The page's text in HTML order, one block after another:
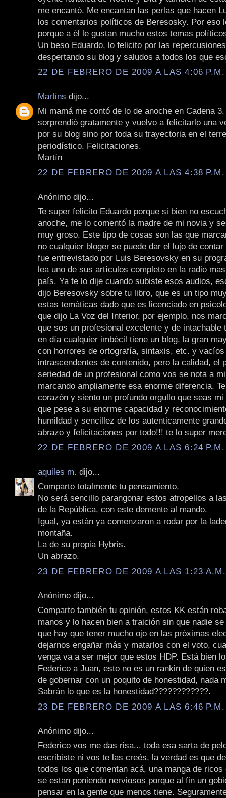
me encantó. Me encantan las perlas que hacen
los comentarios políticos de Beresosky. Por eso
porque a él le gustan mucho estos temas
Un beso Eduardo, lo felicito por las
despertando su blog y saludos a todos los que
22 DE FEBRERO DE 2009 A LAS 4:06 P.M.
Martins dijo...
Mi mamá me contó de lo de anoche en Cadena
sorprendió gratamente y vuelvo a felicitarlo una
por su blog sino por toda su trayectoria en el
periodístico. Felicitaciones.
Martín
22 DE FEBRERO DE 2009 A LAS 4:38 P.M.
Anónimo dijo...
Te super felicito Eduardo porque si bien no
anoche, me lo comentó la madre de mi novia y
muy groso. Este tipo de cosas son las que
no cualquier bloger se puede dar el lujo de
fue entrevistado por Luis Beresovsky en su
lea uno de sus artículos completo en la radio
país. Ya te lo dije cuando subiste esos audios,
dijo Beresovsky sobre tu libro, que es un tipo
estas temáticas dado que es licenciado en
que dijo La Voz del Interior, por ejemplo, nos
que sos un profesional excelente y de intachable
en día cualquier imbécil tiene un blog, la gran
con horrores de ortografía, sintaxis, etc. y vacíos
intrascendentes de contenido, pero la calidad, el
seriedad de un profesional como vos se nota a
marcando ampliamente esa enorme diferencia.
corazón y siento un profundo orgullo que seas
que pese a su enorme capacidad y
humildad y sencillez de los autenticamente
abrazo y felicitaciones por todo!!! te lo super
22 DE FEBRERO DE 2009 A LAS 6:24 P.M.
aquiles m. dijo...
Comparto totalmente tu pensamiento.
No será sencillo parangonar estos atropellos a
de la República, con este demente al mando.
Igual, ya están ya comenzaron a rodar por la
montaña.
La de su propia Hybris.
Un abrazo.
23 DE FEBRERO DE 2009 A LAS 1:23 A.M.
Anónimo dijo...
Comparto también tu opinión, estos KK están
manos y lo hacen bien a traición sin que nadie
que hay que tener mucho ojo en las próximas
dejarnos engañar más y matarlos con el voto,
venga va a ser mejor que estos HDP. Está bien
Federico a Juan, esto no es un rankin de quien
de gobernar con un poquito de honestidad, nada
Sabrán lo que es la honestidad????????????.
23 DE FEBRERO DE 2009 A LAS 6:46 P.M.
Anónimo dijo...
Federico vos me das risa... toda esa sarta de
escribiste ni vos te las creés, la verdad es que
todos los que comentan acá, una manga de ricos
se estan poniendo nerviosos porque al fin un
pensar en la gente que menos tiene.